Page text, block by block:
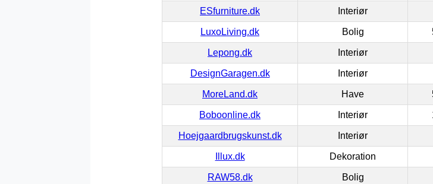
ESfurniture.dk Interiør
LuxoLiving.dk Bolig
Lepong.dk Interiør
DesignGaragen.dk Interiør
MoreLand.dk Have
Boboonline.dk Interiør
Hoejgaardbrugskunst.dk Interiør
Illux.dk Dekoration
RAW58.dk Bolig